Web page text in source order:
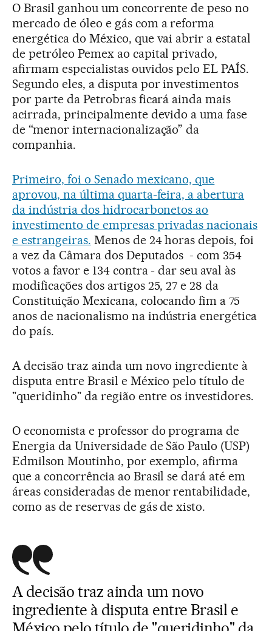
O Brasil ganhou um concorrente de peso no
mercado de óleo e gás com a reforma
energética do México, que vai abrir a estatal
de petróleo Pemex ao capital privado,
afirmam especialistas ouvidos pelo EL PAÍS.
Segundo eles, a disputa por investimentos
por parte da Petrobras ficará ainda mais
acirrada, principalmente devido a uma fase
de “menor internacionalização” da
companhia.
Primeiro, foi o Senado mexicano, que
aprovou, na última quarta-feira, a abertura
da indústria dos hidrocarbonetos ao
investimento de empresas privadas nacionais
e estrangeiras. Menos de 24 horas depois, foi
a vez da Câmara dos Deputados - com 354
votos a favor e 134 contra - dar seu aval às
modificações dos artigos 25, 27 e 28 da
Constituição Mexicana, colocando fim a 75
anos de nacionalismo na indústria energética
do país.
A decisão traz ainda um novo ingrediente à
disputa entre Brasil e México pelo título de
"queridinho" da região entre os investidores.
O economista e professor do programa de
Energia da Universidade de São Paulo (USP)
Edmilson Moutinho, por exemplo, afirma
que a concorrência ao Brasil se dará até em
áreas consideradas de menor rentabilidade,
como as de reservas de gás de xisto.
A decisão traz ainda um novo
ingrediente à disputa entre Brasil e